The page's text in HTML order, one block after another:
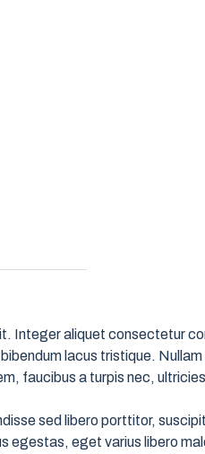
Integer aliquet consectetur
lacus tristique.
faucibus a turpis nec,
sed libero porttitor,
egestas, eget varius libero